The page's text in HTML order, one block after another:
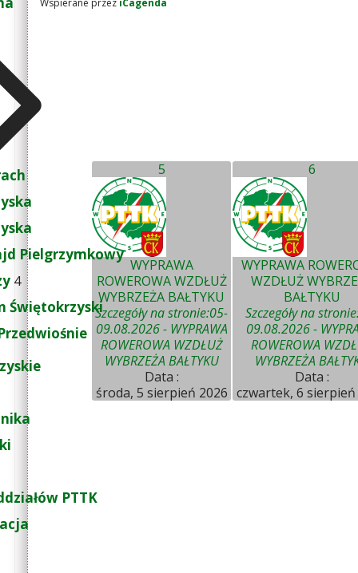
Pielgrzymkowy
Świętokrzyski
PTTK
4
5
WYPRAWA
ROWEROWA WZDŁUŻ
WYBRZEŻA BAŁTYKU
Szczegóły na stronie:05-
09.08.2026 - WYPRAWA
ROWEROWA WZDŁUŻ
WYBRZEŻA BAŁTYKU
Data :
środa, 5 sierpień 2026
6
WYPRAWA
WZDŁUŻ
BAŁTYKU
Szczegóły na
09.08.2026 -
ROWEROWA
WYBRZEŻA
Data :
czwartek, 6 sierpień
Wspierane przez iCagenda